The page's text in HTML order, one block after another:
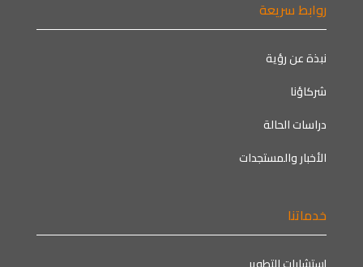
روابط سريعة
نبذة عن رؤية
شركاؤنا
دراسات الحالة
الأخبار والمستجدات
خدماتنا